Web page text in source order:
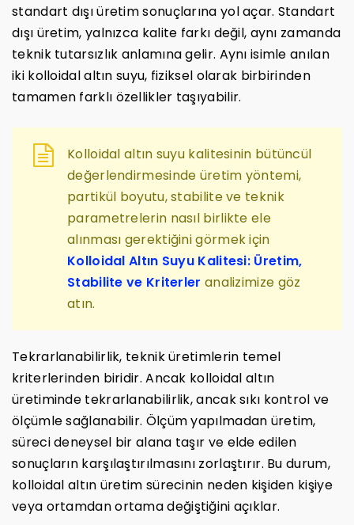
standart dışı üretim sonuçlarına yol açar. Standart
dışı üretim, yalnızca kalite farkı değil, aynı zamanda
teknik tutarsızlık anlamına gelir. Aynı isimle anılan
iki kolloidal altın suyu, fiziksel olarak birbirinden
tamamen farklı özellikler taşıyabilir.
Kolloidal altın suyu kalitesinin bütüncül
değerlendirmesinde üretim yöntemi,
partikül boyutu, stabilite ve teknik
parametrelerin nasıl birlikte ele
alınması gerektiğini görmek için
Kolloidal Altın Suyu Kalitesi: Üretim,
Stabilite ve Kriterler analizimize göz
atın.
Tekrarlanabilirlik, teknik üretimlerin temel
kriterlerinden biridir. Ancak kolloidal altın
üretiminde tekrarlanabilirlik, ancak sıkı kontrol ve
ölçümle sağlanabilir. Ölçüm yapılmadan üretim,
süreci deneysel bir alana taşır ve elde edilen
sonuçların karşılaştırılmasını zorlaştırır. Bu durum,
kolloidal altın üretim sürecinin neden kişiden kişiye
veya ortamdan ortama değiştiğini açıklar.